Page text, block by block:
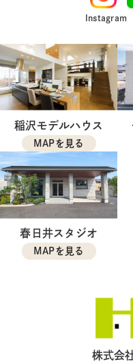
Instagram
稲沢モデルハウス
MAPを見る
春日井スタジオ
MAPを見る
株式会